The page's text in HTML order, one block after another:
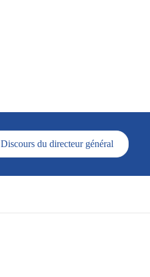
Discours du directeur général